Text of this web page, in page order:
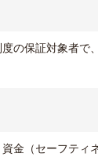
の保証対象者で
金（セーフティ